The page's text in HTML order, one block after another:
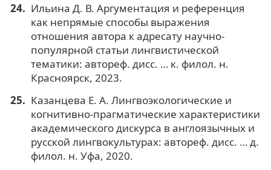
Ильина Д. В. Аргументация и референция
как непрямые способы выражения
отношения автора к адресату научно-
популярной статьи лингвистической
тематики: автореф. дисс. … к. филол. н.
Красноярск, 2023.
Казанцева Е. А. Лингвоэкологические и
когнитивно-прагматические характеристики
академического дискурса в англоязычных и
русской лингвокультурах: автореф. дисс. … д.
филол. н. Уфа, 2020.